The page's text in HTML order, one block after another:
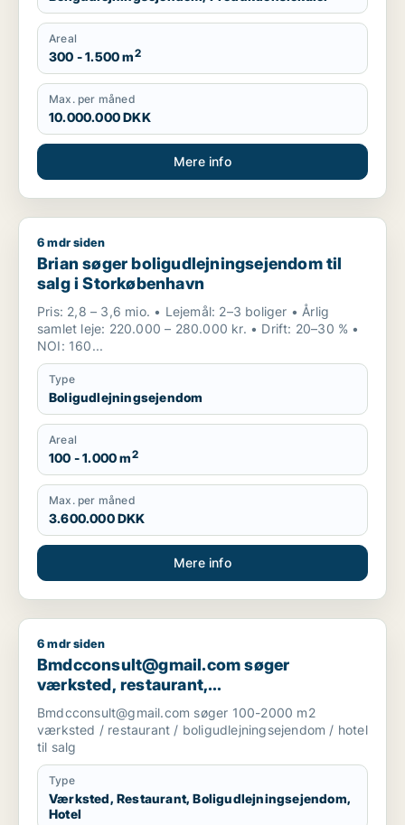
Areal
300 - 1.500 m2
Max. per måned
10.000.000 DKK
Mere info
Brian søger boligudlejningsejendom til salg i Storkøbenhavn
6 mdr siden
Brian søger boligudlejningsejendom til
salg i Storkøbenhavn
Pris: 2,8 – 3,6 mio. • Lejemål: 2–3 boliger • Årlig
samlet leje: 220.000 – 280.000 kr. • Drift: 20–30 % •
NOI: 160...
Type
Boligudlejningsejendom
Areal
100 - 1.000 m2
Max. per måned
3.600.000 DKK
Mere info
Bmdcconsult@gmail.com søger værksted, restaurant,
6 mdr siden
Bmdcconsult@gmail.com søger
værksted, restaurant,
boligudlejningsejendom eller hotel til salg
i Storkøbenhavn
Bmdcconsult@gmail.com søger 100-2000 m2
værksted / restaurant / boligudlejningsejendom / hotel
til salg
Type
Værksted, Restaurant, Boligudlejningsejendom,
Hotel